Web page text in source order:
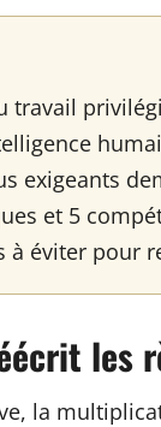
travail
exigeants
et 5
à éviter pour
les
la